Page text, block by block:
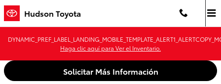
Saltar al contenido principal
Hudson Toyota
Haga clic aquí para Ver el Inventario.
Solicitar Más Información